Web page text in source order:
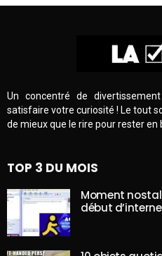
Un concentré de
satisfaire votre curiosité ! Le tout
de mieux que le rire pour rester en
TOP 3 DU MOIS
Moment
début